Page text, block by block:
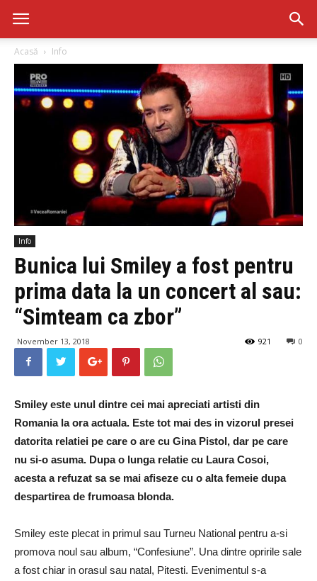
Acasă Info
Info
Bunica lui Smiley a fost pentru
prima data la un concert al sau:
“Simteam ca zbor”
November 13, 2018 0
921
Smiley este unul dintre cei mai apreciati artisti din
Romania la ora actuala. Este tot mai des in vizorul presei
datorita relatiei pe care o are cu Gina Pistol, dar pe care
nu si-o asuma. Dupa o lunga relatie cu Laura Cosoi,
acesta a refuzat sa se mai afiseze cu o alta femeie dupa
despartirea de frumoasa blonda.
Smiley este plecat in primul sau Turneu National pentru a-si
promova noul sau album, “Confesiune”. Una dintre opririle sale
a fost chiar in orasul sau natal, Pitesti. Evenimentul s-a